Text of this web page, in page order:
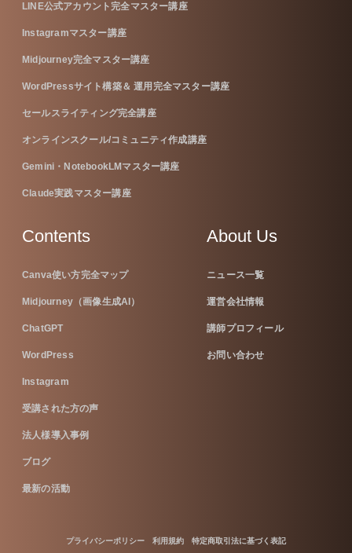
LINE公式アカウント完全マスター講座
Instagramマスター講座
Midjourney完全マスター講座
WordPressサイト構築＆ 運用完全マスター講座
セールスライティング完全講座
オンラインスクール/コミュニティ作成講座
Gemini・NotebookLMマスター講座
Claude実践マスター講座
Contents
Canva使い方完全マップ
Midjourney（画像生成AI）
ChatGPT
WordPress
Instagram
受講された方の声
法人様導入事例
ブログ
最新の活動
About Us
ニュース一覧
運営会社情報
講師プロフィール
お問い合わせ
プライバシーポリシー 利用規約 特定商取引法に基づく表記